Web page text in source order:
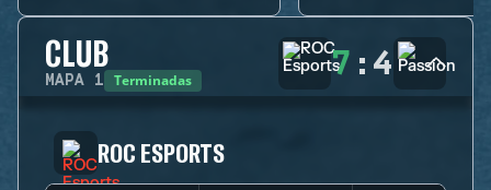
CLUB
MAPA 1 Terminadas 7 : 4
ROC ESPORTS